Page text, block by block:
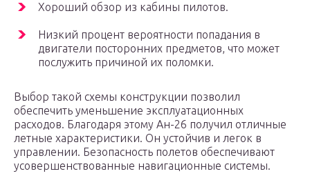
Хороший обзор из кабины пилотов.
Низкий процент вероятности попадания в
двигатели посторонних предметов, что может
послужить причиной их поломки.
Выбор такой схемы конструкции позволил
обеспечить уменьшение эксплуатационных
расходов. Благодаря этому Ан-26 получил отличные
летные характеристики. Он устойчив и легок в
управлении. Безопасность полетов обеспечивают
усовершенствованные навигационные системы.